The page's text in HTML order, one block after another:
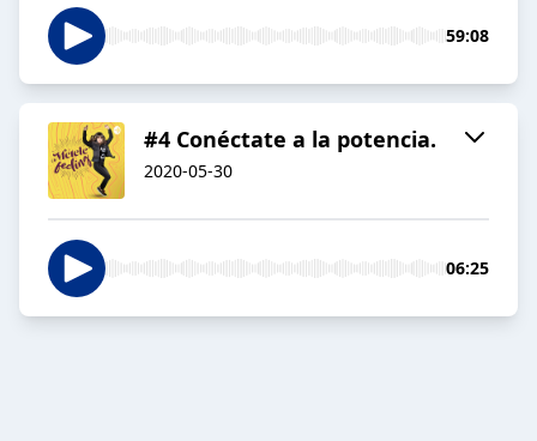
59:08
#4 Conéctate a la potencia.
2020-05-30
06:25